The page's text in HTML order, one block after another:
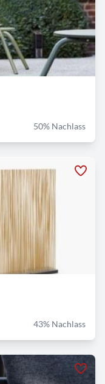
50% Nachlass
43% Nachlass